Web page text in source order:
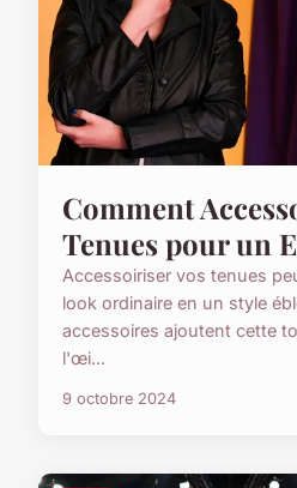
Comment
Tenues pour un
Accessoiriser vos tenues
look ordinaire en un style
accessoires ajoutent cette
l'œi...
9 octobre 2024